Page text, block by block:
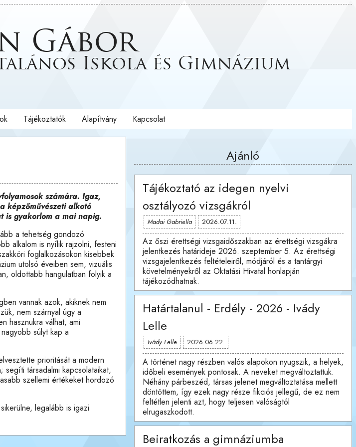
Gábor
Iskola és Gimnázium
Tájékoztatók Alapítvány Kapcsolat
számára. Igaz,
képzőművészeti alkotó
is gyakorlom a mai napig.
a tehetség gondozó
alkalom is nyílik rajzolni, festeni
foglalkozásokon kisebbek
utolsó éveiben sem, vizuális
oldottabb hangulatban folyik a
vannak azok, akiknek nem
nem szárnyal úgy a
hasznukra válhat, ami
súlyt kap a
prioritását a modern
társadalmi kapcsolataikat,
szellemi értékeket hordozó
legalább is igazi
Ajánló
Tájékoztató az idegen nyelvi
osztályozó vizsgákról
Madai Gabriella 2026.07.11.
Az őszi érettségi vizsgaidőszakban az érettségi vizsgákra
jelentkezés határideje 2026. szeptember 5. Az érettségi
vizsgajelentkezés feltételeiről, módjáról és a tantárgyi
követelményekről az Oktatási Hivatal honlapján
tájékozódhatnak.
Határtalanul - Erdély - 2026 - Ivády
Lelle
Ivády Lelle 2026.06.22.
A történet nagy részben valós alapokon nyugszik, a helyek,
időbeli események pontosak. A neveket megváltoztattuk.
Néhány párbeszéd, társas jelenet megváltoztatása mellett
döntöttem, így ezek nagy része fikciós jellegű, de ez nem
feltétlen jelenti azt, hogy teljesen valóságtól
elrugaszkodott.
Beiratkozás a gimnáziumba